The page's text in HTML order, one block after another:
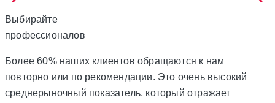
Выбирайте
профессионалов
Более 60% наших клиентов обращаются к нам
повторно или по рекомендации. Это очень высокий
среднерыночный показатель, который отражает